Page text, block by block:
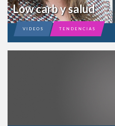
Low carb y salud
TENDENCIAS
VIDEOS